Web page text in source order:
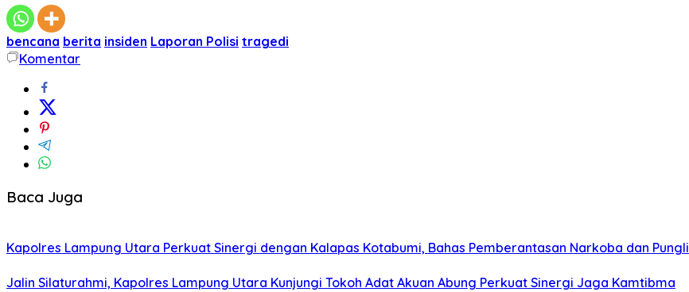
bencana berita insiden Laporan Polisi tragedi
Komentar
Baca Juga
Kapolres Lampung Utara Perkuat Sinergi dengan Kalapas Kotabumi, Bahas Pemberantasan Narkoba dan Pungli
Jalin Silaturahmi, Kapolres Lampung Utara Kunjungi Tokoh Adat Akuan Abung Perkuat Sinergi Jaga Kamtibma